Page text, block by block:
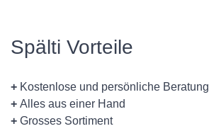
Spälti Vorteile
+ Kostenlose und persönliche Beratung
+ Alles aus einer Hand
+ Grosses Sortiment